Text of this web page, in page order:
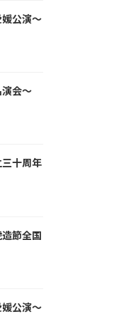
公演～
会～
十周年
節全国
公演～